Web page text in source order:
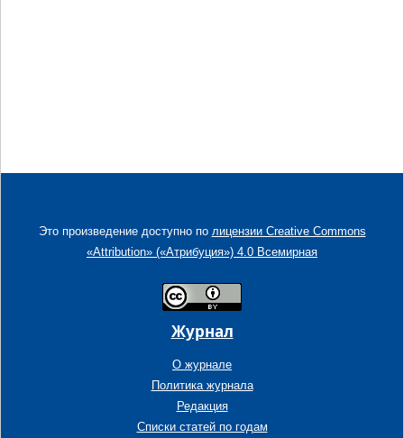
Это произведение доступно по лицензии Creative Commons
«Attribution» («Атрибуция») 4.0 Всемирная
Журнал
О журнале
Политика журнала
Редакция
Списки статей по годам